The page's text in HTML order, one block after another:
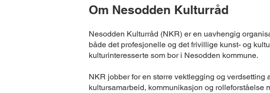
Om Nesodden Kulturråd
Nesodden Kulturråd (NKR) er en uavhengig
både det profesjonelle og det frivillige kunst- og
kulturinteresserte som bor i Nesodden kommune.
NKR jobber for en større vektlegging og
kultursamarbeid, kommunikasjon og rolleforståelse